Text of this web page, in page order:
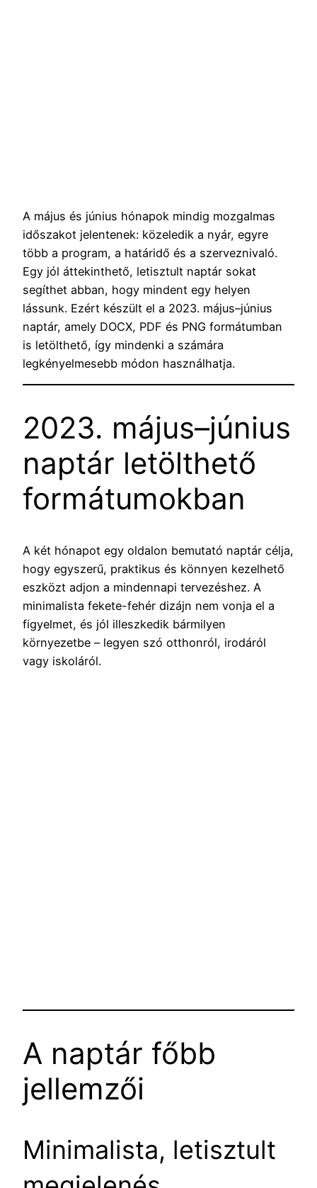
A május és június hónapok mindig mozgalmas
időszakot jelentenek: közeledik a nyár, egyre
több a program, a határidő és a szerveznivaló.
Egy jól áttekinthető, letisztult naptár sokat
segíthet abban, hogy mindent egy helyen
lássunk. Ezért készült el a 2023. május–június
naptár, amely DOCX, PDF és PNG formátumban
is letölthető, így mindenki a számára
legkényelmesebb módon használhatja.
2023. május–június
naptár letölthető
formátumokban
A két hónapot egy oldalon bemutató naptár célja,
hogy egyszerű, praktikus és könnyen kezelhető
eszközt adjon a mindennapi tervezéshez. A
minimalista fekete-fehér dizájn nem vonja el a
figyelmet, és jól illeszkedik bármilyen
környezetbe – legyen szó otthonról, irodáról
vagy iskoláról.
A naptár főbb
jellemzői
Minimalista, letisztult